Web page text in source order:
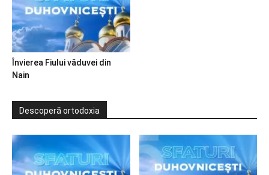
Învierea Fiului văduvei din
Nain
Descoperă ortodoxia